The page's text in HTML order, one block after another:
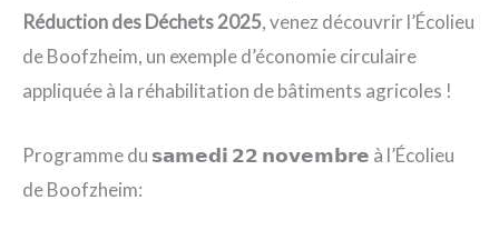
Réduction des Déchets 2025, venez découvrir l’Écolieu
de Boofzheim, un exemple d’économie circulaire
appliquée à la réhabilitation de bâtiments agricoles !
Programme du 𝘀𝗮𝗺𝗲𝗱𝗶 𝟮𝟮 𝗻𝗼𝘃𝗲𝗺𝗯𝗿𝗲 à l’Écolieu
de Boofzheim: